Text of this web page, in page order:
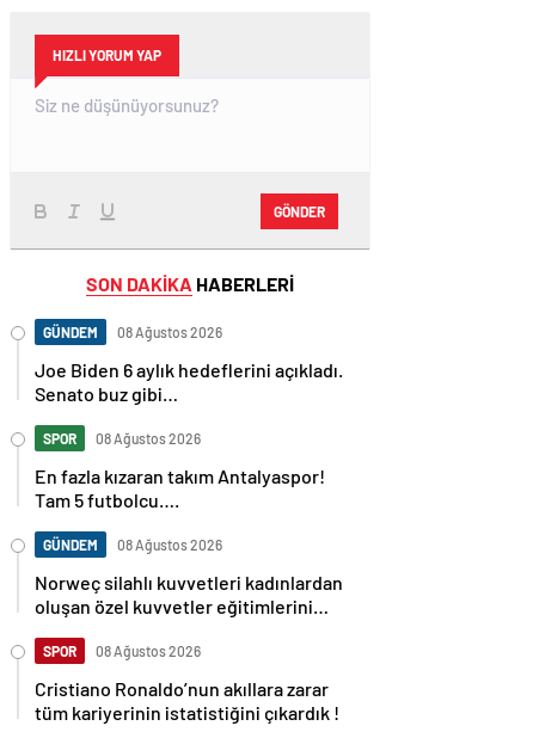
HIZLI YORUM YAP
GÖNDER
SON DAKİKA HABERLERİ
GÜNDEM 08 Ağustos 2026
Joe Biden 6 aylık hedeflerini açıkladı.
Senato buz gibi…
SPOR 08 Ağustos 2026
En fazla kızaran takım Antalyaspor!
Tam 5 futbolcu….
GÜNDEM 08 Ağustos 2026
Norweç silahlı kuvvetleri kadınlardan
oluşan özel kuvvetler eğitimlerini
SPOR 08 Ağustos 2026
Cristiano Ronaldo’nun akıllara zarar
tüm kariyerinin istatistiğini çıkardık !